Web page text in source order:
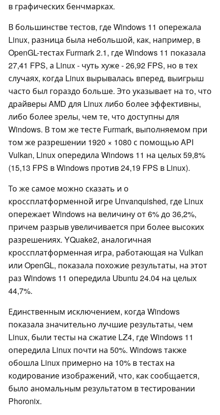
в графических бенчмарках.
В большинстве тестов, где Windows 11 опережала
Linux, разница была небольшой, как, например, в
OpenGL-тестах Furmark 2.1, где Windows 11 показала
27,41 FPS, а Linux - чуть хуже - 26,92 FPS, но в тех
случаях, когда Linux вырывалась вперед, выигрыш
часто был гораздо больше. Это указывает на то, что
драйверы AMD для Linux либо более эффективны,
либо более зрелы, чем те, что доступны для
Windows. В том же тесте Furmark, выполняемом при
том же разрешении 1920 × 1080 с помощью API
Vulkan, Linux опередила Windows 11 на целых 59,8%
(15,13 FPS в Windows против 24,19 FPS в Linux).
То же самое можно сказать и о
кроссплатформенной игре Unvanquished, где Linux
опережает Windows на величину от 6% до 36,2%,
причем разрыв увеличивается при более высоких
разрешениях. YQuake2, аналогичная
кроссплатформенная игра, работающая на Vulkan
или OpenGL, показала похожие результаты, на этот
раз Windows 11 опередила Ubuntu 24.04 на целых
44,7%.
Единственным исключением, когда Windows
показала значительно лучшие результаты, чем
Linux, были тесты на сжатие LZ4, где Windows 11
опередила Linux почти на 50%. Windows также
обошла Linux примерно на 10% в тестах на
кодирование изображений, что, как сообщается,
было аномальным результатом в тестировании
Phoronix.